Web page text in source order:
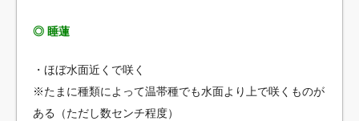
◎ 睡蓮
・ほぼ水面近くで咲く
※たまに種類によって温帯種でも水面より上で咲くものが
ある（ただし数センチ程度）